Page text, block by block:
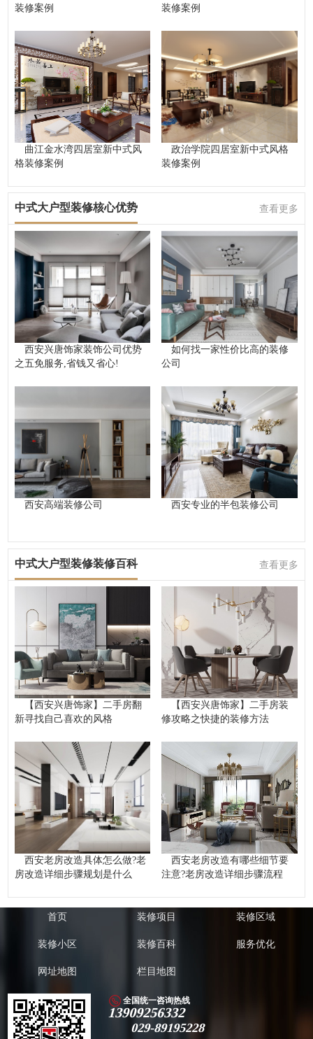
装修案例
装修案例
曲江金水湾四居室新中式风
格装修案例
政治学院四居室新中式风格
装修案例
中式大户型装修核心优势 查看更多
西安兴唐饰家装饰公司优势
之五免服务,省钱又省心!
如何找一家性价比高的装修
公司
西安高端装修公司 西安专业的半包装修公司
中式大户型装修装修百科 查看更多
【西安兴唐饰家】二手房翻
新寻找自己喜欢的风格
【西安兴唐饰家】二手房装
修攻略之快捷的装修方法
西安老房改造具体怎么做?老
房改造详细步骤规划是什么
西安老房改造有哪些细节要
注意?老房改造详细步骤流程
首页 装修项目 装修区域
装修小区 装修百科 服务优化
网址地图 栏目地图
全国统一咨询热线
13909256332
029-89195228